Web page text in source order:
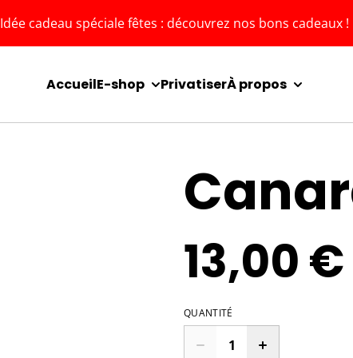
Idée cadeau spéciale fêtes : découvrez nos bons cadeaux !
AccueilE-shop PrivatiserÀ propos
13,00 €
QUANTITÉ